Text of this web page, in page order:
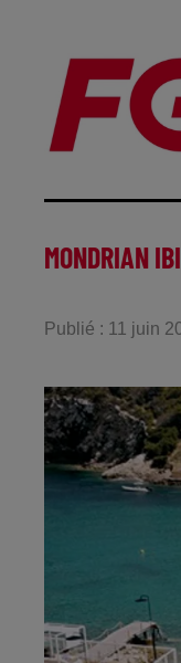
MONDRIAN
Publié : 11 juin